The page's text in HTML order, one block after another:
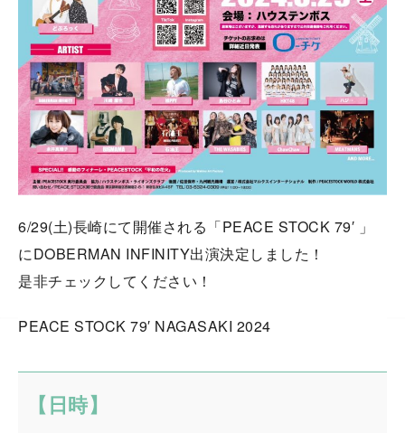
6/29(土)長崎にて開催される「PEACE STOCK 79′ 」
にDOBERMAN INFINITY出演決定しました！
是非チェックしてください！
PEACE STOCK 79′ NAGASAKI 2024
【日時】